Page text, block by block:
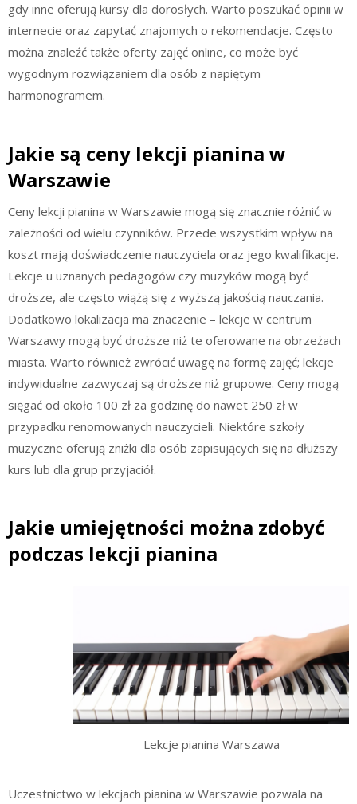
gdy inne oferują kursy dla dorosłych. Warto poszukać opinii w
internecie oraz zapytać znajomych o rekomendacje. Często
można znaleźć także oferty zajęć online, co może być
wygodnym rozwiązaniem dla osób z napiętym
harmonogramem.
Jakie są ceny lekcji pianina w
Warszawie
Ceny lekcji pianina w Warszawie mogą się znacznie różnić w
zależności od wielu czynników. Przede wszystkim wpływ na
koszt mają doświadczenie nauczyciela oraz jego kwalifikacje.
Lekcje u uznanych pedagogów czy muzyków mogą być
droższe, ale często wiążą się z wyższą jakością nauczania.
Dodatkowo lokalizacja ma znaczenie – lekcje w centrum
Warszawy mogą być droższe niż te oferowane na obrzeżach
miasta. Warto również zwrócić uwagę na formę zajęć; lekcje
indywidualne zazwyczaj są droższe niż grupowe. Ceny mogą
sięgać od około 100 zł za godzinę do nawet 250 zł w
przypadku renomowanych nauczycieli. Niektóre szkoły
muzyczne oferują zniżki dla osób zapisujących się na dłuższy
kurs lub dla grup przyjaciół.
Jakie umiejętności można zdobyć
podczas lekcji pianina
Lekcje pianina Warszawa
Uczestnictwo w lekcjach pianina w Warszawie pozwala na